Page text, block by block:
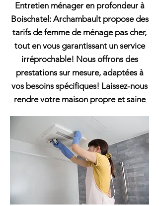
Entretien ménager en profondeur à
Boischatel: Archambault propose des
tarifs de femme de ménage pas cher,
tout en vous garantissant un service
irréprochable! Nous offrons des
prestations sur mesure, adaptées à
vos besoins spécifiques! Laissez-nous
rendre votre maison propre et saine